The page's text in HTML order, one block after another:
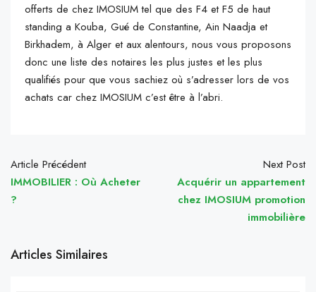
offerts de chez IMOSIUM tel que des F4 et F5 de haut
standing a Kouba, Gué de Constantine, Ain Naadja et
Birkhadem, à Alger et aux alentours, nous vous proposons
donc une liste des notaires les plus justes et les plus
qualifiés pour que vous sachiez où s’adresser lors de vos
achats car chez IMOSIUM c’est être à l’abri.
Article Précédent
IMMOBILIER : Où Acheter
?
Next Post
Acquérir un appartement
chez IMOSIUM promotion
immobilière
Articles Similaires